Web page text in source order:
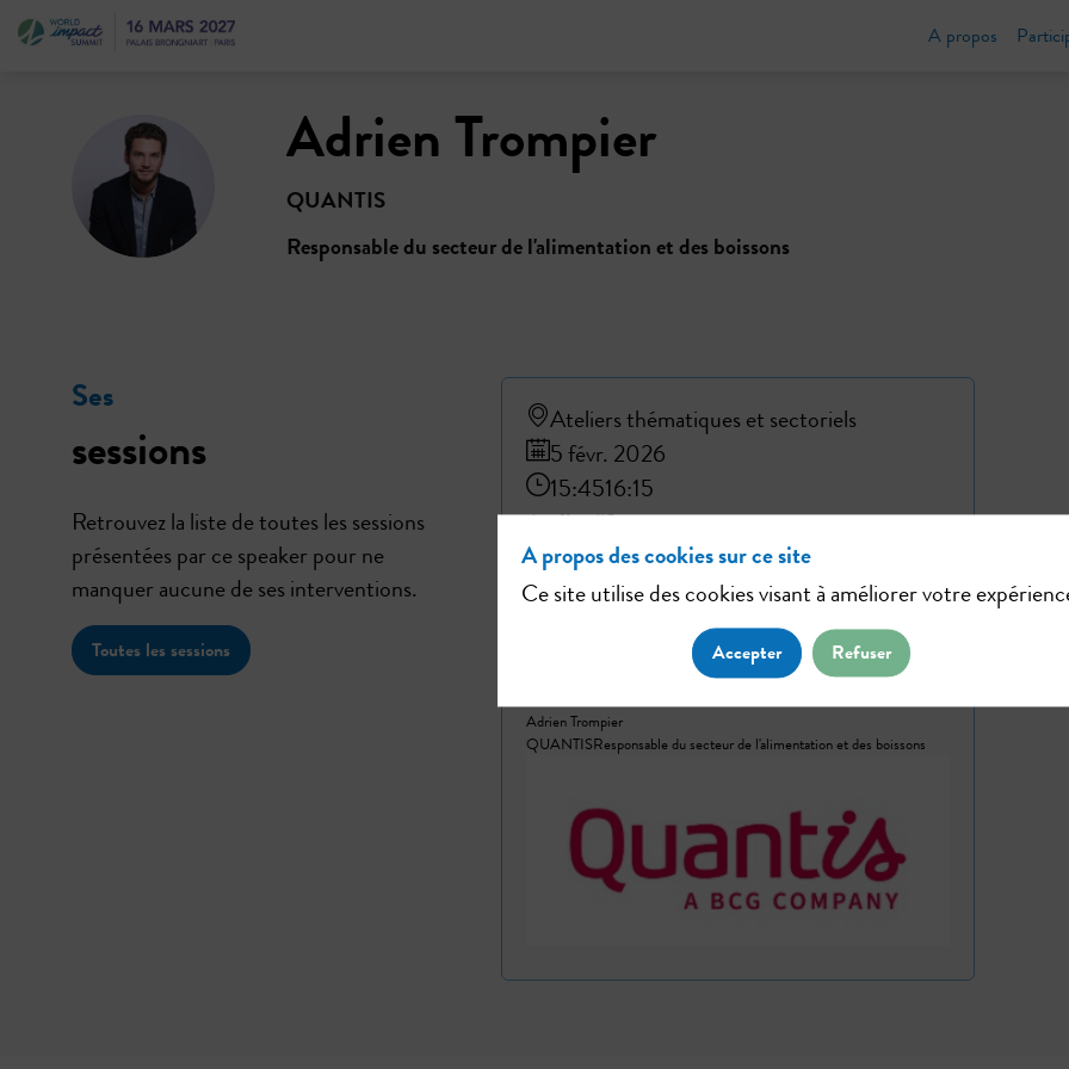
A propos
AT
AdrienTrompier
QUANTIS
Responsable du secteur de l'alimentation et des boissons
Ses
sessions
Retrouvez la liste de toutes les sessions
présentées par ce speaker pour ne
manquer aucune de ses interventions.
Toutes les sessions
Ateliers thématiques et sectoriels
5 févr. 2026
15:4516:15
Atelier #9
AT
AdrienTrompier
QUANTISResponsable du secteur de l'alimentation et des boissons
A propos des cookies sur ce site
Ce site utilise des cookies visant à améliorer votre
Accepter Refuser